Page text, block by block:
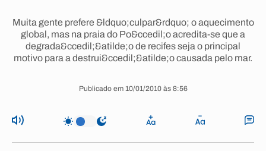
Muita gente prefere &ldquo;culpar&rdquo; o aquecimento
global, mas na praia do Po&ccedil;o acredita-se que a
degrada&ccedil;&atilde;o de recifes seja o principal
motivo para a destrui&ccedil;&atilde;o causada pelo mar.
Publicado em 10/01/2010 às 8:56